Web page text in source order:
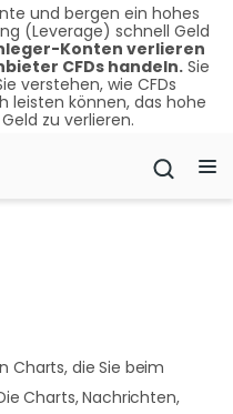
und bergen ein hohes
(Leverage) schnell Geld
Konten verlieren
CFDs handeln.Sie
verstehen, wie CFDs
leisten können, das hohe
zu verlieren.
Charts, die Sie beim
Charts, Nachrichten,